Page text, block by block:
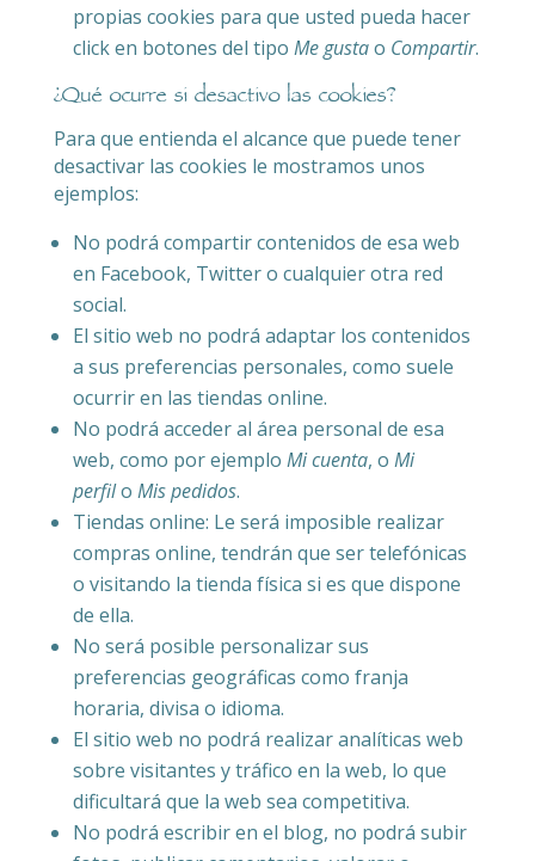
propias cookies para que usted pueda hacer
click en botones del tipo Me gustao Compartir.
¿Qué ocurre si desactivo las cookies?
Para que entienda el alcance que puede tener
desactivar las cookies le mostramos unos
ejemplos:
No podrá compartir contenidos de esa web
en Facebook, Twitter o cualquier otra red
social.
El sitio web no podrá adaptar los contenidos
a sus preferencias personales, como suele
ocurrir en las tiendas online.
No podrá acceder al área personal de esa
web, como por ejemplo Mi cuenta, o Mi
perfilo Mis pedidos.
Tiendas online: Le será imposible realizar
compras online, tendrán que ser telefónicas
o visitando la tienda física si es que dispone
de ella.
No será posible personalizar sus
preferencias geográficas como franja
horaria, divisa o idioma.
El sitio web no podrá realizar analíticas web
sobre visitantes y tráfico en la web, lo que
dificultará que la web sea competitiva.
No podrá escribir en el blog, no podrá subir